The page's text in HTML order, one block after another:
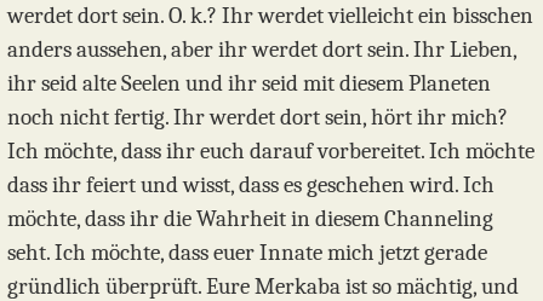
werdet dort sein. O. k.? Ihr werdet vielleicht ein bisschen
anders aussehen, aber ihr werdet dort sein. Ihr Lieben,
ihr seid alte Seelen und ihr seid mit diesem Planeten
noch nicht fertig. Ihr werdet dort sein, hört ihr mich?
Ich möchte, dass ihr euch darauf vorbereitet. Ich möchte
dass ihr feiert und wisst, dass es geschehen wird. Ich
möchte, dass ihr die Wahrheit in diesem Channeling
seht. Ich möchte, dass euer Innate mich jetzt gerade
gründlich überprüft. Eure Merkaba ist so mächtig, und